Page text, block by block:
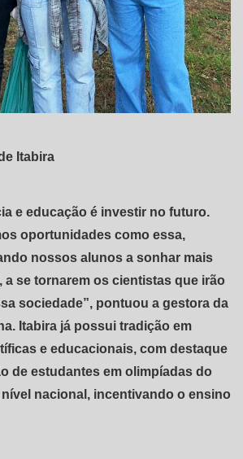
Itabira
e educação é investir no futuro.
oportunidades como essa,
nossos alunos a sonhar mais
a se tornarem os cientistas que irão
sociedade”, pontuou a gestora da
Itabira já possui tradição em
e educacionais, com destaque
de estudantes em olimpíadas do
nacional, incentivando o ensino